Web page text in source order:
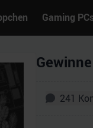
Gaming
241